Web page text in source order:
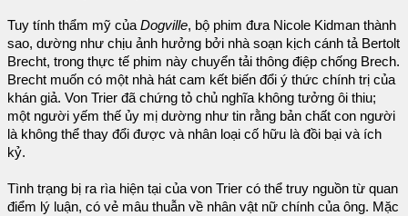
Tuy tính thẩm mỹ của Dogville, bộ phim đưa Nicole Kidman thành
sao, dường như chịu ảnh hưởng bởi nhà soạn kịch cánh tả Bertolt
Brecht, trong thực tế phim này chuyển tải thông điệp chống Brech.
Brecht muốn có một nhà hát cam kết biến đổi ý thức chính trị của
khán giả. Von Trier đã chứng tỏ chủ nghĩa không tưởng ôi thiu;
một người yếm thế ủy mị dường như tin rằng bản chất con người
là không thể thay đổi được và nhân loại cố hữu là đồi bại và ích
kỷ.
Tình trạng bị ra rìa hiện tại của von Trier có thể truy nguồn từ quan
điểm lý luận, có vẻ mâu thuẫn về nhân vật nữ chính của ông. Mặc